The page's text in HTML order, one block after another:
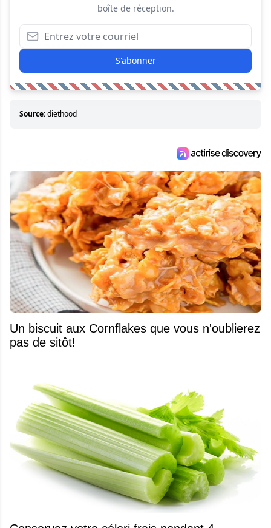
boîte de réception.
S'abonner
Source:diethood
Un biscuit aux Cornflakes que vous n'oublierez
pas de sitôt!